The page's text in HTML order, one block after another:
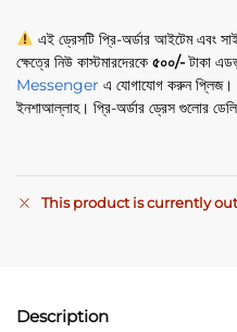
এই ড্রেসটি প্রি-অর্ডার আইটেম এবং
ক্ষেত্রে নিউ কাস্টমারদেরকে ৫০০/-টাকা
Messenger এ যোগাযোগ করুন প্লিজ।
ইনশাআল্লাহ। প্রি-অর্ডার ড্রেস গুলোর
This product is currently
r
Description